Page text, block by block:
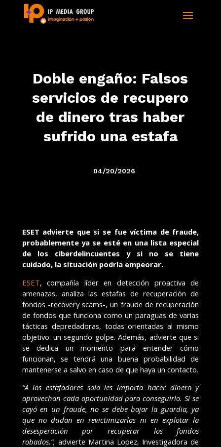
Doble engaño: Falsos
servicios de recupero
de dinero tras haber
sufrido una estafa
04/20/2026
ESET advierte que si se fue víctima de fraude,
probablemente ya se esté en una lista especial
de los ciberdelincuentes y si no se tiene
cuidado, la situación podría empeorar.
ESET, compañía líder en detección proactiva de
amenazas, analiza las estafas de recuperación de
fondos -recovery scams-, un fraude de recuperación
de fondos que funciona como un paraguas de varias
tácticas depredadoras, todas orientadas al mismo
objetivo: un segundo golpe. Además, advierte que si
se dedica un momento para entender cómo
funcionan, se tendrá una buena probabilidad de
mantenerse a salvo en caso de que haya un contacto.
“A los estafadores solo les importa hacer dinero y
aprovechan cada oportunidad para conseguirlo. Si se
cayó en un fraude, no se debe bajar la guardia, ya
que no dudan en revictimizarlas ni en explotar la
desesperación por recuperar los fondos
robados.”, advierte Martina Lopez, Investigadora de